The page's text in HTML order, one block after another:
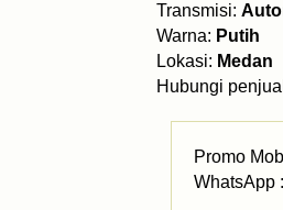
Transmisi:
Warna: Putih
Lokasi: Medan
Hubungi
Promo
WhatsApp